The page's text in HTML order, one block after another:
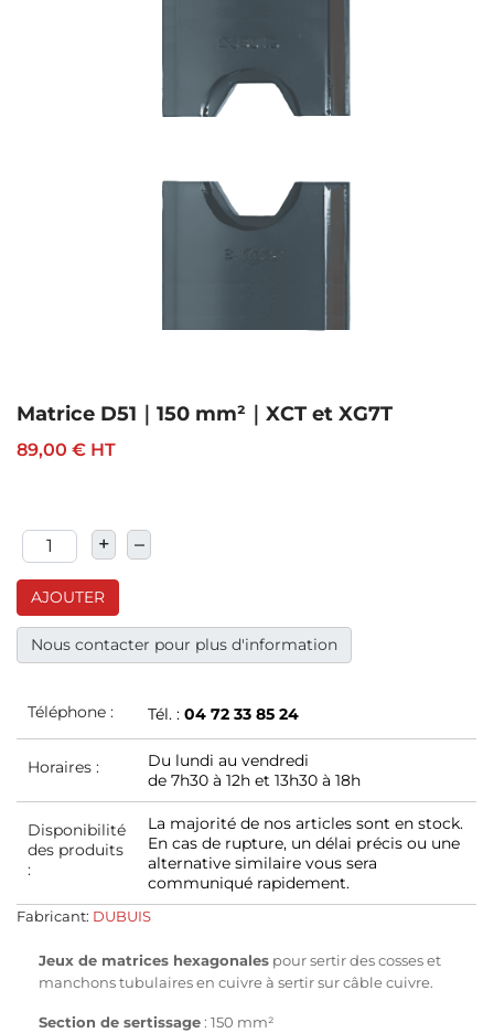
Matrice D51｜150 mm²｜XCT et XG7T
89,00 € HT
+ –
AJOUTER
Nous contacter pour plus d'information
Téléphone : Tél. : 04 72 33 85 24
Horaires :
Du lundi au vendredi
de 7h30 à 12h et 13h30 à 18h
Disponibilité
des produits
:
La majorité de nos articles sont en stock.
En cas de rupture, un délai précis ou une
alternative similaire vous sera
communiqué rapidement.
Fabricant: DUBUIS
Jeux de matrices hexagonales pour sertir des cosses et
manchons tubulaires en cuivre à sertir sur câble cuivre.
Section de sertissage: 150 mm²